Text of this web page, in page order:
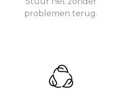
problemen terug.